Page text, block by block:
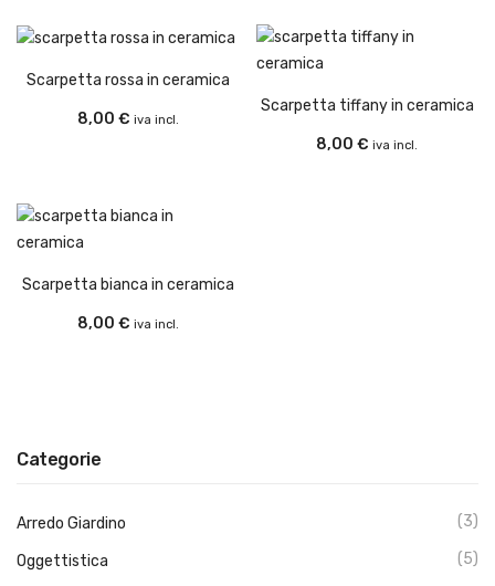
Tracking Ordine
Contatti
Cookie Policy
Metodi di Pagamento
Spedizione
Resi e Rimborsi
Termini e Condizioni
150,00€
134
Scarpetta rossa in ceramica
8,00 € iva incl.
Scarpetta tiffany in ceramica
8,00€ iva incl.
Scarpetta bianca in ceramica
8,00 € iva incl.
Categorie
Arredo Giardino (3)
Oggettistica (5)